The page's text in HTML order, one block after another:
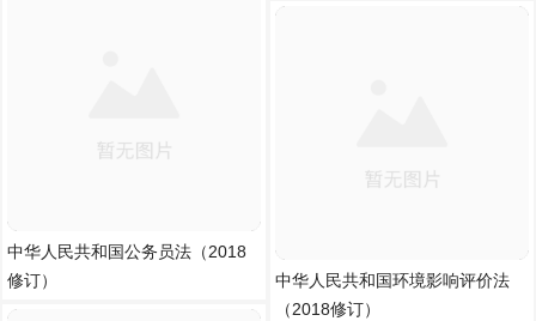
中华人民共和国公务员法（2018
修订）
中华人民共和国环境影响评价法
（2018修订）